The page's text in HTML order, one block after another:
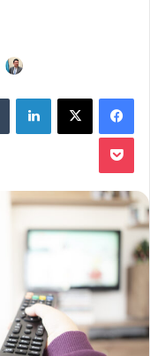
فيسبوك لينكدإن